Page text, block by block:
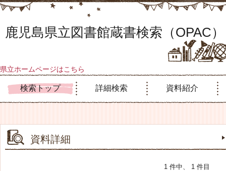
鹿児島県立図書館蔵書検索（OPAC）
県立ホームページはこちら
検索トップ 詳細検索 資料紹介
資料詳細
1 件中、 1 件目